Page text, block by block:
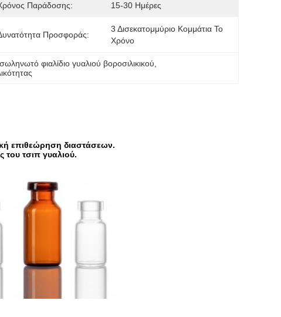
Παράδοσης: 15-30 Ημέρες
Προσφοράς:
3 Δισεκατομμύριο Κομμάτια Το
Χρόνο
φιαλίδιο γυαλιού βοροσιλικικού
επιθεώρηση διαστάσεων.
του τσιπ γυαλιού.